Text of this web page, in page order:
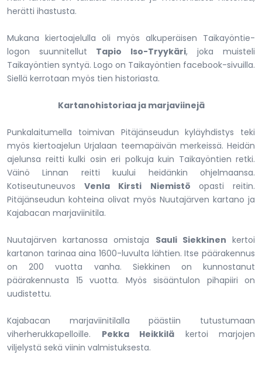
herätti ihastusta.
Mukana kiertoajelulla oli myös alkuperäisen Taikayöntie-
logon suunnitellut Tapio Iso-Tryykäri, joka muisteli
Taikayöntien syntyä. Logo on Taikayöntien facebook-sivuilla.
Siellä kerrotaan myös tien historiasta.
Kartanohistoriaa ja marjaviinejä
Punkalaitumella toimivan Pitäjänseudun kyläyhdistys teki
myös kiertoajelun Urjalaan teemapäivän merkeissä. Heidän
ajelunsa reitti kulki osin eri polkuja kuin Taikayöntien retki.
Väinö Linnan reitti kuului heidänkin ohjelmaansa.
KotiseutuneuvosVenla Kirsti Niemistö opasti reitin.
Pitäjänseudun kohteina olivat myös Nuutajärven kartano ja
Kajabacan marjaviinitila.
Nuutajärven kartanossa omistaja Sauli Siekkinen kertoi
kartanon tarinaa aina 1600-luvulta lähtien. Itse päärakennus
on 200 vuotta vanha. Siekkinen on kunnostanut
päärakennusta 15 vuotta. Myös sisääntulon pihapiiri on
uudistettu.
Kajabacan marjaviinitilalla päästiin tutustumaan
viherherukkapelloille. Pekka Heikkilä kertoi marjojen
viljelystä sekä viinin valmistuksesta.